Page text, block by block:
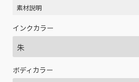
素材説明
インクカラー
ボディカラー